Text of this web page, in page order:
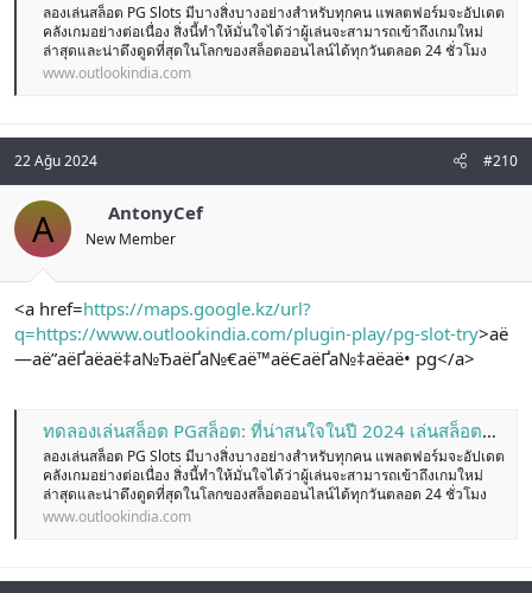
ลองเล่นสล็อต PG Slots มีบางสิ่งบางอย่างสำหรับทุกคน แพลตฟอร์มจะอัปเดต
คลังเกมอย่างต่อเนื่อง สิ่งนี้ทำให้มั่นใจได้ว่าผู้เล่นจะสามารถเข้าถึงเกมใหม่
ล่าสุดและน่าดึงดูดที่สุดในโลกของสล็อตออนไลน์ได้ทุกวันตลอด 24 ชั่วโมง
www.outlookindia.com
22 Ağu 2024 #210
A AntonyCef
New Member
<a href=https://maps.google.kz/url?
q=https://www.outlookindia.com/plugin-play/pg-slot-try>аё
—аё”аёҐаёаё‡а№ЂаёҐа№€аё™аёЄаёҐа№‡аёаё• pg</a>
ทดลองเล่นสล็อต PGสล็อต: ที่น่าสนใจในปี 2024 เล่นสล็อตออนไลน์ ที่ดีที่สุด มีเกมหลากหลาย ความปลอดภัยสูงสุด
ลองเล่นสล็อต PG Slots มีบางสิ่งบางอย่างสำหรับทุกคน แพลตฟอร์มจะอัปเดต
คลังเกมอย่างต่อเนื่อง สิ่งนี้ทำให้มั่นใจได้ว่าผู้เล่นจะสามารถเข้าถึงเกมใหม่
ล่าสุดและน่าดึงดูดที่สุดในโลกของสล็อตออนไลน์ได้ทุกวันตลอด 24 ชั่วโมง
www.outlookindia.com